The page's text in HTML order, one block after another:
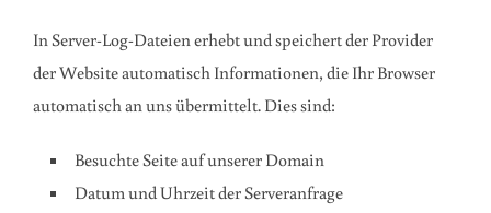
In Server-Log-Dateien erhebt und speichert der Provider
der Website automatisch Informationen, die Ihr Browser
automatisch an uns übermittelt. Dies sind:
Besuchte Seite auf unserer Domain
Datum und Uhrzeit der Serveranfrage